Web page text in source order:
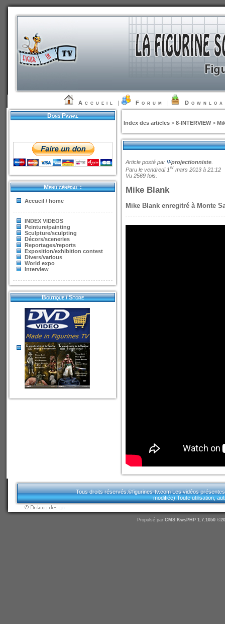
Accueil | Forum |
Dons Paypal
Menu général :
Accueil / home
INDEX VIDEOS
Peinture/painting
Sculpture/sculpting
Décors/sceneries
Reportages/reports
Exposition/exhibition contest
Divers/various
World expo
Interview
Boutique / Store
Index des articles> 8-INTERVIEW>
Article posté par Ψprojectionniste.
Paru le vendredi 1er mars 2013 à 21:12
Vu 2569 fois.
Mike Blank
Mike Blank enregitré à Monte
Tous droits réservés.©figurines-tv.com Les vidéos
modifiée).Toute utilisation,
Propulsé par CMS KwsPHP 1.7.1050